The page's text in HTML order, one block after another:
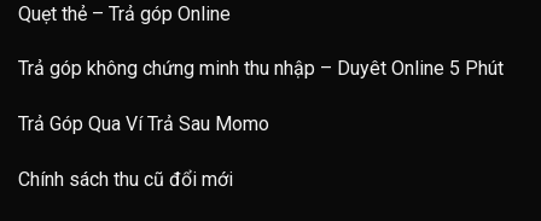
Quẹt thẻ – Trả góp Online
Trả góp không chứng minh thu nhập – Duyêt Online 5 Phút
Trả Góp Qua Ví Trả Sau Momo
Chính sách thu cũ đổi mới